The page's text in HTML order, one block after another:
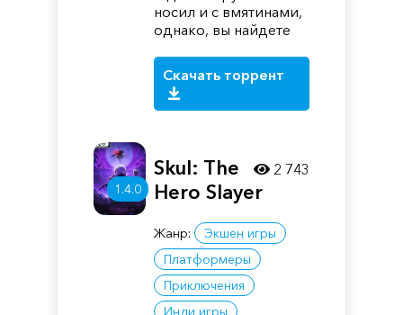
носил и с вмятинами,
однако, вы найдете
Скачать торрент
1.4.0
Skul: The
Hero Slayer
Жанр:
Экшен игры
Платформеры
Приключения
Инди игры
2 743